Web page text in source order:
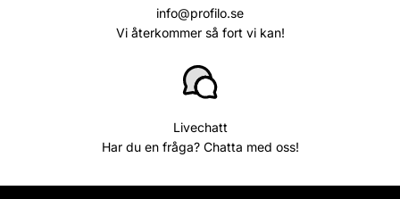
info@profilo.se
Vi återkommer så fort vi kan!
Livechatt
Har du en fråga? Chatta med oss!